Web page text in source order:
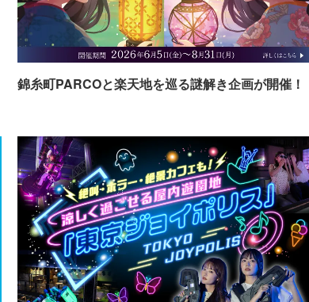
錦糸町PARCOと楽天地を巡る謎解き企画が開催！